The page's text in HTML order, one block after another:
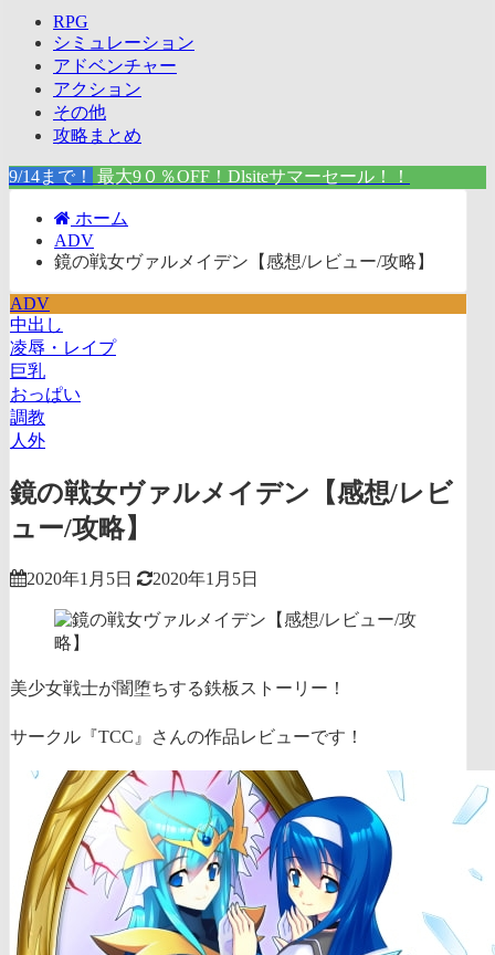
RPG
シミュレーション
アドベンチャー
アクション
その他
攻略まとめ
9/14まで！ 最大9０％OFF！Dlsiteサマーセール！！
ホーム
ADV
鏡の戦女ヴァルメイデン【感想/レビュー/攻略】
ADV
中出し
凌辱・レイプ
巨乳
おっぱい
調教
人外
鏡の戦女ヴァルメイデン【感想/レビ
ュー/攻略】
2020年1月5日 2020年1月5日
美少女戦士が闇堕ちする鉄板ストーリー！
サークル『TCC』さんの作品レビューです！